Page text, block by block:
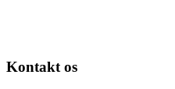
Kontakt os